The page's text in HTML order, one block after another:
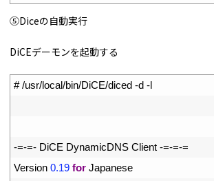
⑤Diceの自動実行
DiCEデーモンを起動する
# /usr/local/bin/DiCE/diced -d -l
-=-=- DiCE DynamicDNS Client -=-=-=
Version 0.19 for Japanese